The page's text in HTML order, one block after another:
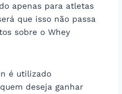
apenas para atletas
que isso não passa
sobre o Whey
é utilizado
deseja ganhar